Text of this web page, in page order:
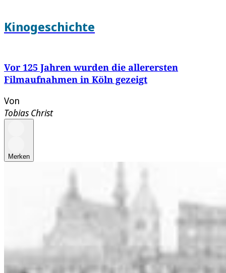
Kinogeschichte
Vor 125 Jahren wurden die allerersten
Filmaufnahmen in Köln gezeigt
Von
Tobias Christ
Merken